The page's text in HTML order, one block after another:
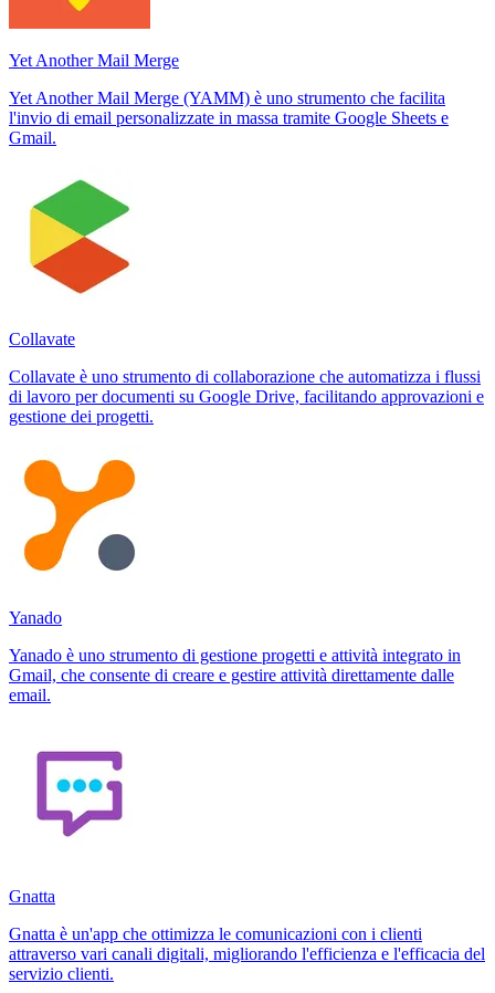
Yet Another Mail Merge
Yet Another Mail Merge (YAMM) è uno strumento che facilita
l'invio di email personalizzate in massa tramite Google Sheets e
Gmail.
Collavate
Collavate è uno strumento di collaborazione che automatizza i flussi
di lavoro per documenti su Google Drive, facilitando approvazioni e
gestione dei progetti.
Yanado
Yanado è uno strumento di gestione progetti e attività integrato in
Gmail, che consente di creare e gestire attività direttamente dalle
email.
Gnatta
Gnatta è un'app che ottimizza le comunicazioni con i clienti
attraverso vari canali digitali, migliorando l'efficienza e l'efficacia del
servizio clienti.